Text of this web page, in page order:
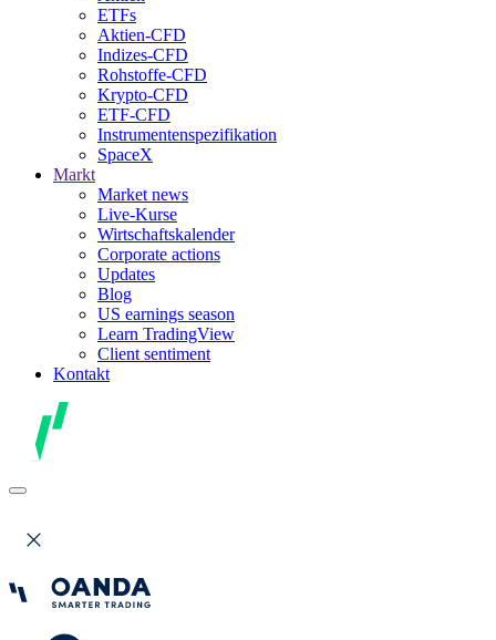
ETFs
Aktien-CFD
Indizes-CFD
Rohstoffe-CFD
Krypto-CFD
ETF-CFD
Instrumentenspezifikation
SpaceX
Markt
Market news
Live-Kurse
Wirtschaftskalender
Corporate actions
Updates
Blog
US earnings season
Learn TradingView
Client sentiment
Kontakt